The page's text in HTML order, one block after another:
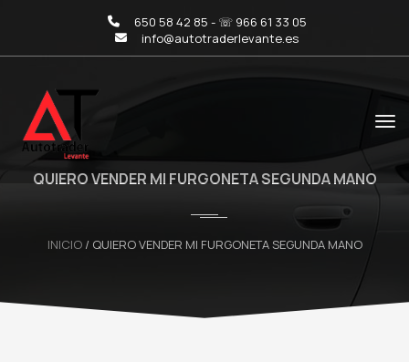
650 58 42 85 - ☏ 966 61 33 05
info@autotraderlevante.es
QUIERO VENDER MI FURGONETA SEGUNDA MANO
INICIO/ QUIERO VENDER MI FURGONETA SEGUNDA MANO